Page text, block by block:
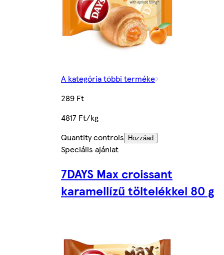
A kategória többi terméke
289 Ft
4817 Ft/kg
Quantity controls
Hozzáad
Speciális ajánlat
7DAYS Max croissant
karamellízű töltelékkel 80 g